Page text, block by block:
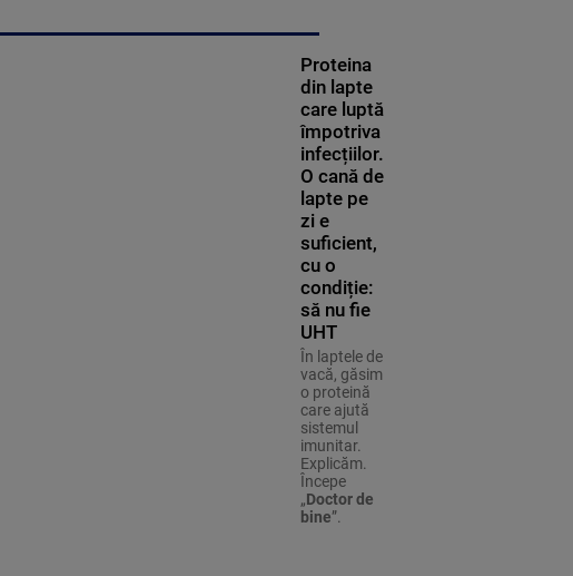
Proteina
din lapte
care luptă
împotriva
infecțiilor.
O cană de
lapte pe
zi e
suficient,
cu o
condiție:
să nu fie
UHT
În laptele de
vacă, găsim
o proteină
care ajută
sistemul
imunitar.
Explicăm.
Începe
„Doctor de
bine”.